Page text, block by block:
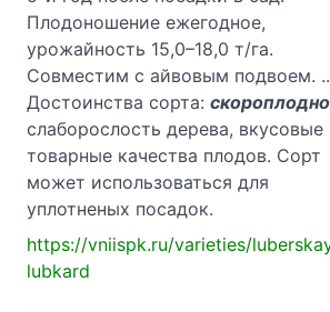
Плодоношение ежегодное,
урожайность 15,0–18,0 т/га.
Совместим с айвовым подвоем.
Достоинства сорта:
слаборослость дерева, вкусовые
товарные качества плодов. Сорт
может использоваться для
уплотненых посадок.
https://vniispk.ru/varieties/
lubkard